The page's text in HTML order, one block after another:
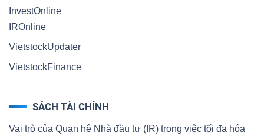
InvestOnline
IROnline
VietstockUpdater
VietstockFinance
SÁCH TÀI CHÍNH
Vai trò của Quan hệ Nhà đầu tư (IR) trong việc tối đa hóa